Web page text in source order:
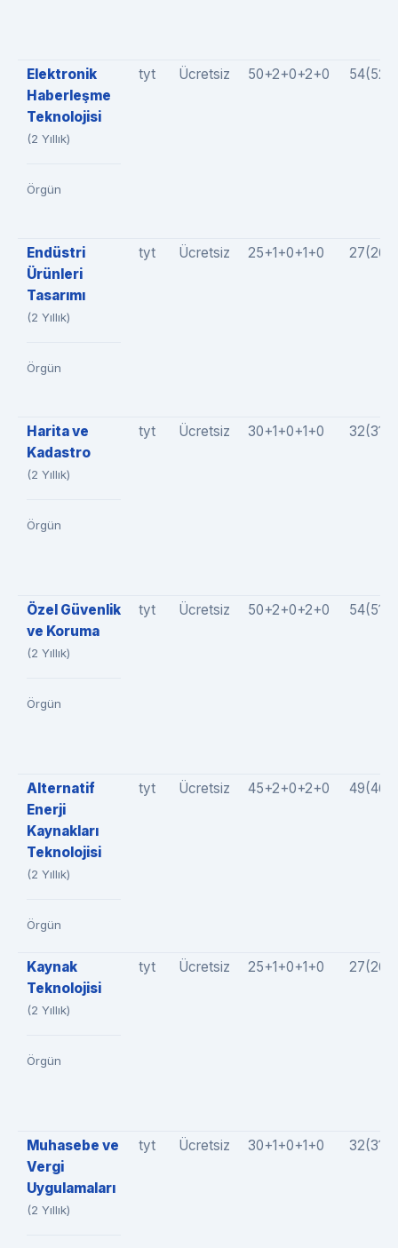
Elektronik
Haberleşme
Teknolojisi
(2 Yıllık)
Örgün
tyt Ücretsiz 50+2+0+2+0
Endüstri
Ürünleri
Tasarımı
(2 Yıllık)
Örgün
tyt Ücretsiz 25+1+0+1+0
Harita ve
Kadastro
(2 Yıllık)
Örgün
tyt Ücretsiz 30+1+0+1+0
Özel Güvenlik
ve Koruma
(2 Yıllık)
Örgün
tyt Ücretsiz 50+2+0+2+0
Alternatif
Enerji
Kaynakları
Teknolojisi
(2 Yıllık)
Örgün
tyt Ücretsiz 45+2+0+2+0
Kaynak
Teknolojisi
(2 Yıllık)
Örgün
tyt Ücretsiz 25+1+0+1+0
Muhasebe ve
Vergi
Uygulamaları
(2 Yıllık)
tyt Ücretsiz 30+1+0+1+0